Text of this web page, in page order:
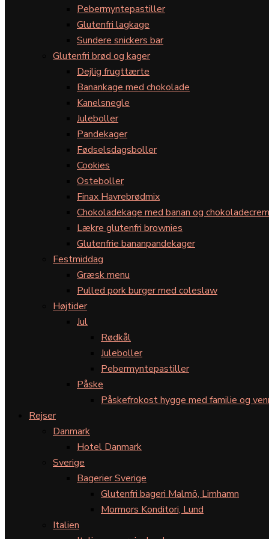
Pebermyntepastiller
Glutenfri lagkage
Sundere snickers bar
Glutenfri brød og kager
Dejlig frugttærte
Banankage med chokolade
Kanelsnegle
Juleboller
Pandekager
Fødselsdagsboller
Cookies
Osteboller
Finax Havrebrødmix
Chokoladekage med banan og
Lækre glutenfri brownies
Glutenfrie bananpandekager
Festmiddag
Græsk menu
Pulled pork burger med coleslaw
Højtider
Jul
Rødkål
Juleboller
Pebermyntepastiller
Påske
Påskefrokost hygge med familie og
Rejser
Danmark
Hotel Danmark
Sverige
Bagerier Sverige
Glutenfri bageri Malmö, Limhamn
Mormors Konditori, Lund
Italien